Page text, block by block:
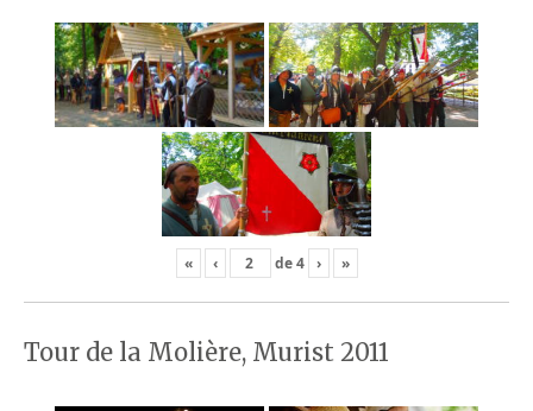
« ‹ de4 › »
Tour de la Molière, Murist 2011